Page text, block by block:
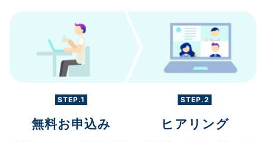
STEP.1
無料お申込み
STEP.2
ヒアリング